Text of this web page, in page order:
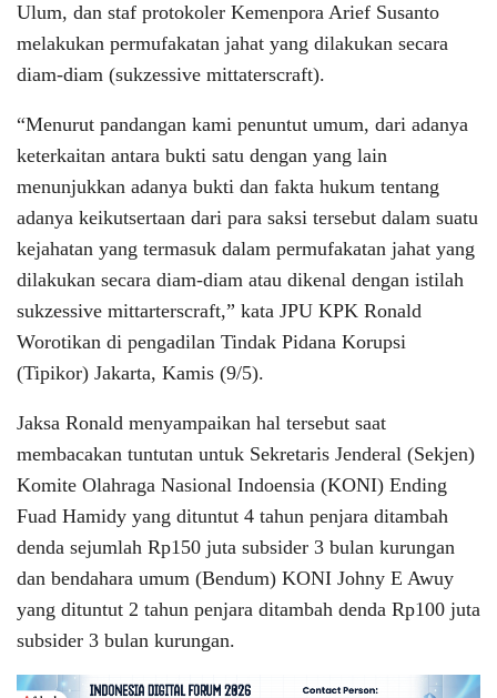
Ulum, dan staf protokoler Kemenpora Arief Susanto
melakukan permufakatan jahat yang dilakukan secara
diam-diam (sukzessive mittaterscraft).
“Menurut pandangan kami penuntut umum, dari adanya
keterkaitan antara bukti satu dengan yang lain
menunjukkan adanya bukti dan fakta hukum tentang
adanya keikutsertaan dari para saksi tersebut dalam suatu
kejahatan yang termasuk dalam permufakatan jahat yang
dilakukan secara diam-diam atau dikenal dengan istilah
sukzessive mittarterscraft,” kata JPU KPK Ronald
Worotikan di pengadilan Tindak Pidana Korupsi
(Tipikor) Jakarta, Kamis (9/5).
Jaksa Ronald menyampaikan hal tersebut saat
membacakan tuntutan untuk Sekretaris Jenderal (Sekjen)
Komite Olahraga Nasional Indoensia (KONI) Ending
Fuad Hamidy yang dituntut 4 tahun penjara ditambah
denda sejumlah Rp150 juta subsider 3 bulan kurungan
dan bendahara umum (Bendum) KONI Johny E Awuy
yang dituntut 2 tahun penjara ditambah denda Rp100 juta
subsider 3 bulan kurungan.